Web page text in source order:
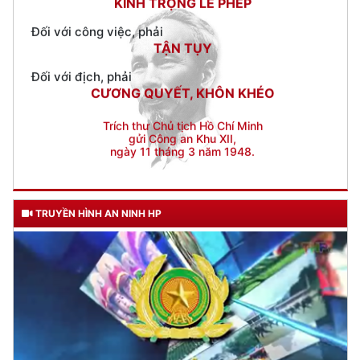
Đối với địch, phải
CƯƠNG QUYẾT, KHÔN KHÉO
Trích thư Chủ tịch Hồ Chí Minh
gửi Công an Khu XII,
ngày 11 tháng 3 năm 1948.
TRUYỀN HÌNH AN NINH HP